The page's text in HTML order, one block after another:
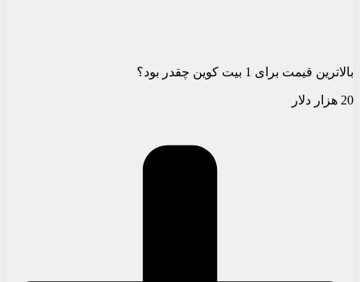
بالاترین قیمت برای 1 بیت کوین چقدر بود؟
20 هزار دلار